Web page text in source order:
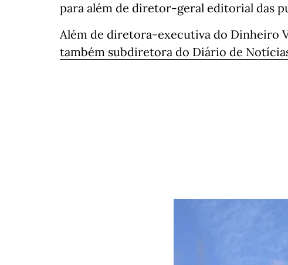
para além de diretor-geral editorial das
Além de diretora-executiva do Dinheiro
também subdiretora do Diário de